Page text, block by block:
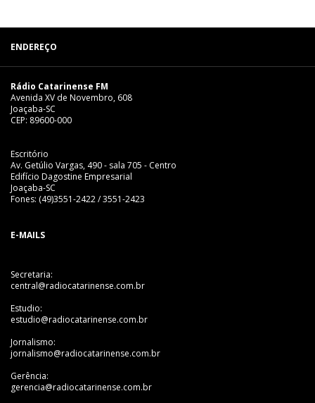
ENDEREÇO
Rádio Catarinense FM
Avenida XV de Novembro, 608
Joaçaba-SC
CEP: 89600-000
Escritório
Av. Getúlio Vargas, 490 - sala 705 - Centro
Edifício Dagostine Empresarial
Joaçaba-SC
Fones: (49)3551-2422 / 3551-2423
E-MAILS
Secretaria:
central@radiocatarinense.com.br
Estudio:
estudio@radiocatarinense.com.br
Jornalismo:
jornalismo@radiocatarinense.com.br
Gerência:
gerencia@radiocatarinense.com.br